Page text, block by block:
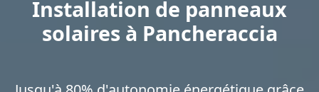
Installation de panneaux
solaires à Pancheraccia